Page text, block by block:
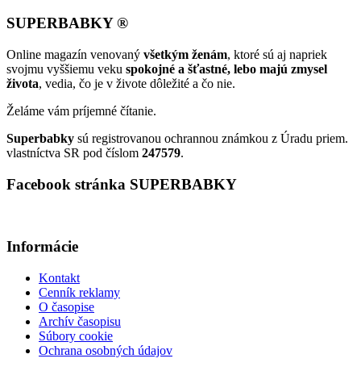
SUPERBABKY ®
Online magazín venovaný všetkým ženám, ktoré sú aj napriek
svojmu vyššiemu veku spokojné a šťastné, lebo majú zmysel
života, vedia, čo je v živote dôležité a čo nie.
Želáme vám príjemné čítanie.
Superbabky sú registrovanou ochrannou známkou z Úradu priem.
vlastníctva SR pod číslom 247579.
Facebook stránka SUPERBABKY
Informácie
Kontakt
Cenník reklamy
O časopise
Archív časopisu
Súbory cookie
Ochrana osobných údajov